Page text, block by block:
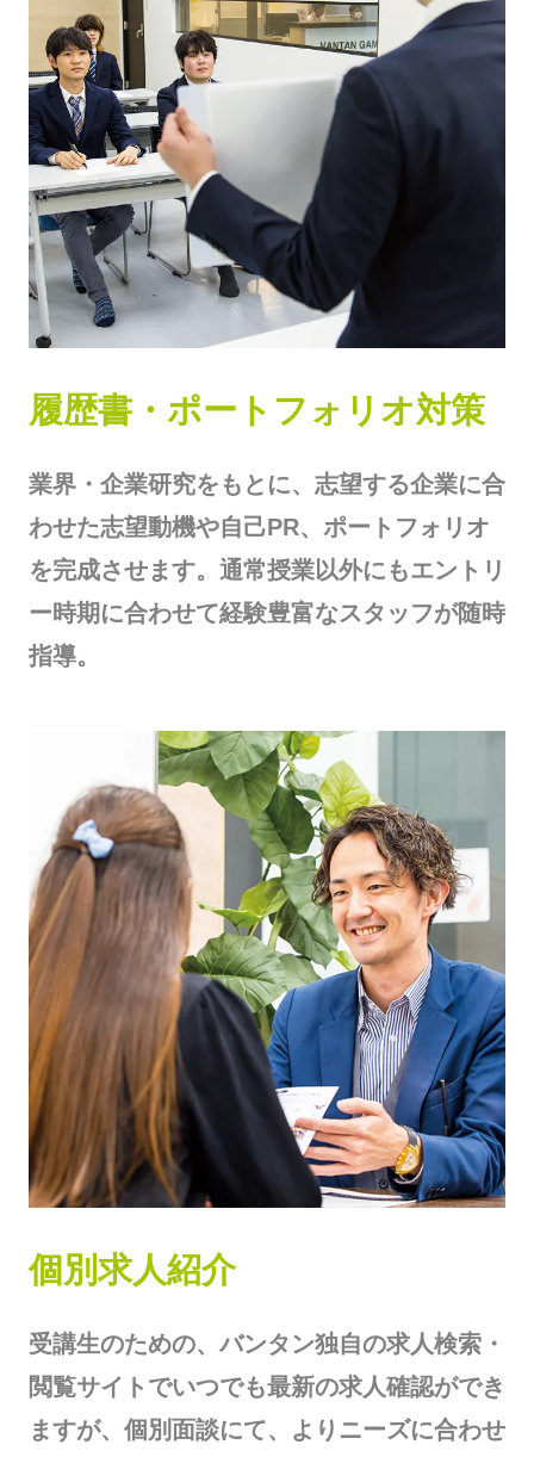
履歴書・ポートフォリオ対策
業界・企業研究をもとに、志望する企業に合
わせた志望動機や自己PR、ポートフォリオ
を完成させます。通常授業以外にもエントリ
ー時期に合わせて経験豊富なスタッフが随時
指導。
個別求人紹介
受講生のための、バンタン独自の求人検索・
閲覧サイトでいつでも最新の求人確認ができ
ますが、個別面談にて、よりニーズに合わせ